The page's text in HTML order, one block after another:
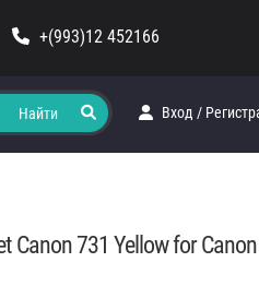
+(993)12 452166
Вход /
Canon 731 Yellow for